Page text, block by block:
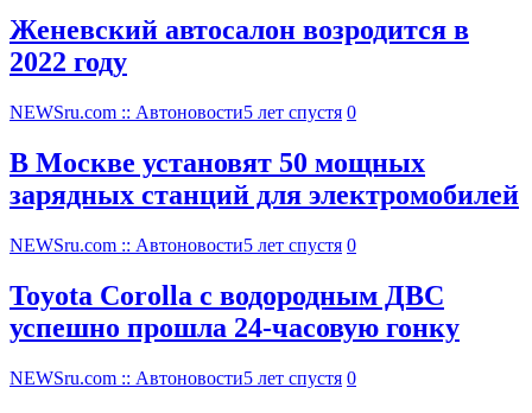
Женевский автосалон возродится в
2022 году
NEWSru.com :: Автоновости5 лет спустя 0
В Москве установят 50 мощных
зарядных станций для электромобилей
NEWSru.com :: Автоновости5 лет спустя 0
Toyota Corolla с водородным ДВС
успешно прошла 24-часовую гонку
NEWSru.com :: Автоновости5 лет спустя 0